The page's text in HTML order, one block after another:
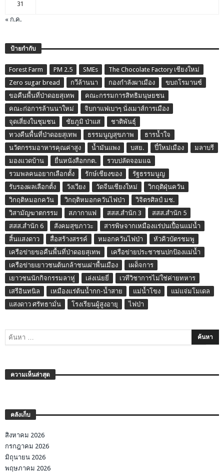
31
« ก.ค.
ป้ายกำกับ
Forest Farm PM 2.5 SMEs
The Chocolate Factory เชียงใหม่
Zero sugar bread
กวีล้านนา กองกำลังผาเมือง
ขบถโรมานซ์
ขอคืนพื้นที่ป่าดอยสุเทพ
คณะกรรมการสิทธิมนุษยชน
คณะก่อการล้านนาใหม่
จิบกาแฟเบาๆ นั่งเมาส์การเมือง
จุดเสี่ยงในชุมชน
ชัยภูมิ ป่าแส
ชาติพันธุ์
ทวงคืนพื้นที่ป่าดอยสุเทพ
ธรรมนูญสุขภาพ
ธารน้ำใจ
นวัตกรรมอาหารคุณค่าสูง
น้ำมันแพง บสย. ปี๋ใหม่เมือง
มลาบรี
มองแวดบ้าน
ยื่นหนังสือกกต.
รวบปลัดจอมแฉ
รวมพลคนอยากเลือกตั้ง
รักษ์เชียงของ
รัฐธรรมนูญ
รับรองผลเลือกตั้ง
วังเวียง วัดจีนเชียงใหม่
วิกฤติฝุ่นควัน
วิกฤติหมอกควัน
วิกฤติหมอกควันไฟป่า
วิจิตรศิลป์ มช.
วิสามัญฆาตกรรม
สภากาแฟ สสส.สำนัก 3
สสส.สำนัก 5
สสส.สำนัก 6
สังคมสุขภาวะ
สารพิษจากเหมืองแร่ปนเปื้อนแม่น้ำ
สิ้นแสงดาว
สื่อสร้างสรรค์ หมอกควันไฟป่า
หัวคิวบัตรชมพู
เครือข่ายขอคืนพื้นที่ป่าดอยสุเทพ
เครือข่ายประชาชนปกป้องแม่น้ำ
เครือข่ายเยาวชนต้นกล้าชนเผ่าพื้นเมือง
เผด็จการ
เยาวชนนักกิจกรรมลาหู่
เล่งเน่ยยี่
เวทีวิชาการไม่ใช่ค่ายทหาร
เสรีอินทนิล
เหมืองแร่ต้นน้ำกก-น้ำสาย แม่น้ำโขง
แม่แจ่มโมเดล
แสงดาว ศรัทธามั่น
โรงเรียนผู้สูงอายุ ไฟป่า
ความเห็นล่าสุด
คลังเก็บ
สิงหาคม 2026
กรกฎาคม 2026
มิถุนายน 2026
พฤษภาคม 2026